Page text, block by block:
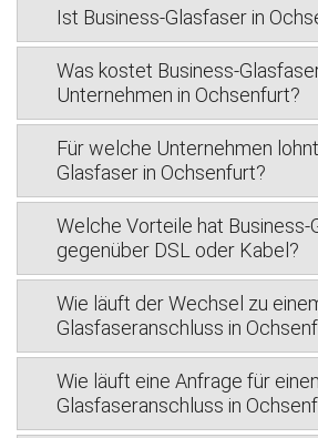
Ist Business-Glasfaser in
Was kostet Business-
Unternehmen in Ochsenfurt?
Für welche Unternehmen
Glasfaser in Ochsenfurt?
Welche Vorteile hat Business-
gegenüber DSL oder Kabel?
Wie läuft der Wechsel zu
Glasfaseranschluss in
Wie läuft eine Anfrage für
Glasfaseranschluss in